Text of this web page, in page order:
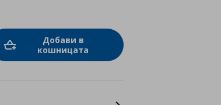
Добави в
кошницата